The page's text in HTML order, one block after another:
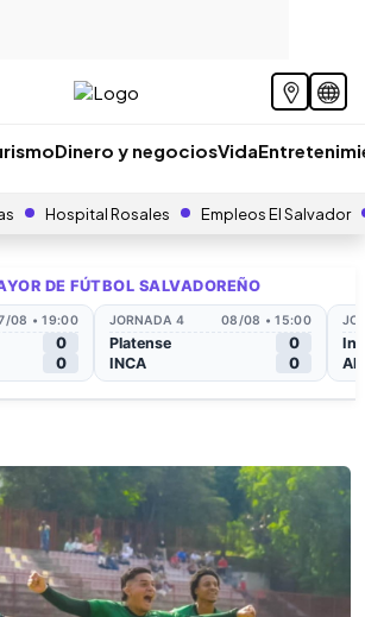
Dinero y negociosVida
Hospital Rosales Empleos El Salvador